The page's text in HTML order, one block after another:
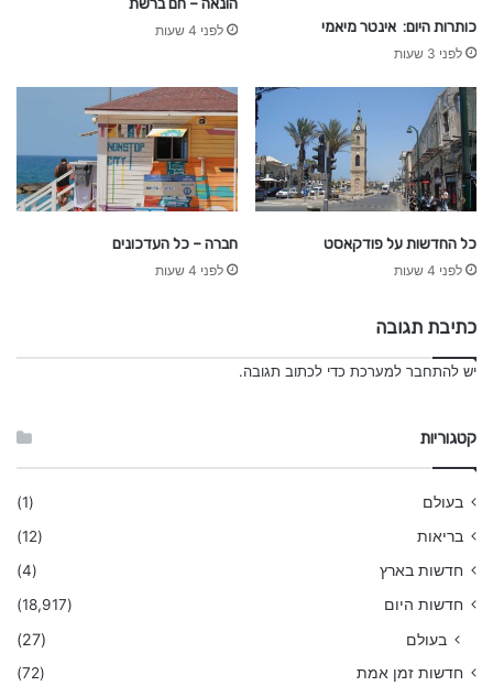
כותרות היום: אינטר מיאמי
לפני 3 שעות
הונאה – חם ברשת
לפני 4 שעות
כל החדשות על פודקאסט
לפני 4 שעות
חברה – כל העדכונים
לפני 4 שעות
כתיבת תגובה
יש להתחבר למערכת כדי לכתוב תגובה.
קטגוריות
בעולם
(1)
בריאות
(12)
חדשות בארץ
(4)
חדשות היום
(18,917)
בעולם (27)
חדשות זמן אמת
(72)